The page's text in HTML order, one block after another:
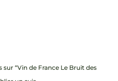
sur “Vin de France Le Bruit des